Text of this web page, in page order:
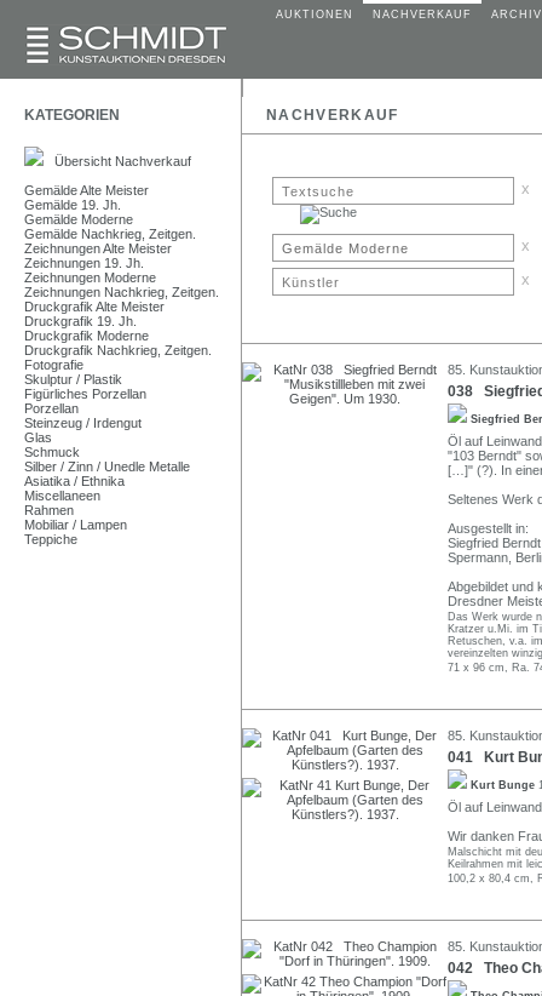
AUKTIONEN NACHVERKAUF ARCHIV
KATEGORIEN NACHVERKAUF
Übersicht Nachverkauf
Gemälde Alte Meister
Gemälde 19. Jh.
Gemälde Moderne
Gemälde Nachkrieg, Zeitgen.
Zeichnungen Alte Meister
Zeichnungen 19. Jh.
Zeichnungen Moderne
Zeichnungen Nachkrieg, Zeitgen.
Druckgrafik Alte Meister
Druckgrafik 19. Jh.
Druckgrafik Moderne
Druckgrafik Nachkrieg, Zeitgen.
Fotografie
Skulptur / Plastik
Figürliches Porzellan
Porzellan
Steinzeug / Irdengut
Glas
Schmuck
Silber / Zinn / Unedle Metalle
Asiatika / Ethnika
Miscellaneen
Rahmen
Mobiliar / Lampen
Teppiche
x
x
x
85.
038
Siegfried
Öl auf
"103 Berndt"
[…]" (?). In
Seltenes Werk
Ausgestellt in:
Siegfried
Spermann,
Abgebildet und
Dresdner
Das Werk wurde
Kratzer u.Mi. im
Retuschen, v.a.
vereinzelten
71 x 96 cm, Ra.
85.
041 Kurt
Kurt Bunge
Öl auf
Wir danken
Malschicht mit
Keilrahmen mit
100,2 x 80,4 cm,
85.
042 Theo